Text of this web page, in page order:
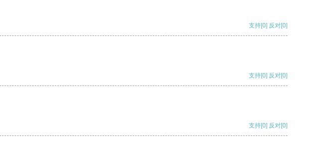
支持[0] 反对[0]
支持[0] 反对[0]
支持[0] 反对[0]